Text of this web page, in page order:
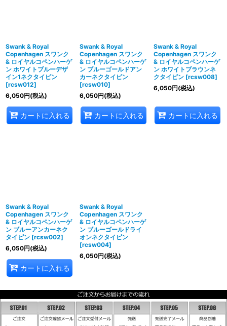
Swank & Royal
Copenhagen スワンク
& ロイヤルコペンハーゲ
ン ホワイトブルーデザ
イン1ネクタイピン
[rcsw012]
6,050円(税込)
カートに入れる
Swank & Royal
Copenhagen スワンク
& ロイヤルコペンハーゲ
ン ブルーゴールドアン
カーネクタイピン
[rcsw010]
6,050円(税込)
カートに入れる
Swank & Royal
Copenhagen スワンク
& ロイヤルコペンハーゲ
ン ホワイトブラウンネ
クタイピン [rcsw008]
6,050円(税込)
カートに入れる
Swank & Royal
Copenhagen スワンク
& ロイヤルコペンハーゲ
ン ブルーアンカーネク
タイピン [rcsw002]
6,050円(税込)
カートに入れる
Swank & Royal
Copenhagen スワンク
& ロイヤルコペンハーゲ
ン ブルーゴールドライ
オンネクタイピン
[rcsw004]
6,050円(税込)